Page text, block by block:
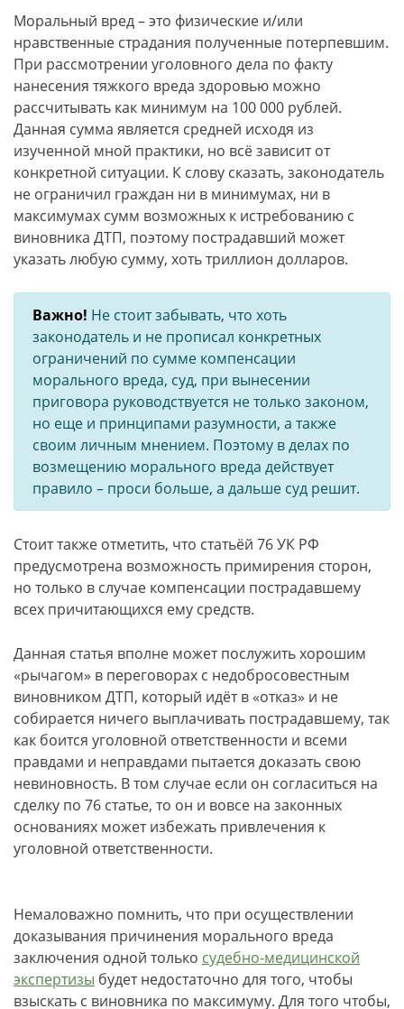
Моральный вред – это физические и/или
нравственные страдания полученные потерпевшим.
При рассмотрении уголовного дела по факту
нанесения тяжкого вреда здоровью можно
рассчитывать как минимум на 100 000 рублей.
Данная сумма является средней исходя из
изученной мной практики, но всё зависит от
конкретной ситуации. К слову сказать, законодатель
не ограничил граждан ни в минимумах, ни в
максимумах сумм возможных к истребованию с
виновника ДТП, поэтому пострадавший может
указать любую сумму, хоть триллион долларов.
Важно! Не стоит забывать, что хоть
законодатель и не прописал конкретных
ограничений по сумме компенсации
морального вреда, суд, при вынесении
приговора руководствуется не только законом,
но еще и принципами разумности, а также
своим личным мнением. Поэтому в делах по
возмещению морального вреда действует
правило – проси больше, а дальше суд решит.
Стоит также отметить, что статьёй 76 УК РФ
предусмотрена возможность примирения сторон,
но только в случае компенсации пострадавшему
всех причитающихся ему средств.
Данная статья вполне может послужить хорошим
«рычагом» в переговорах с недобросовестным
виновником ДТП, который идёт в «отказ» и не
собирается ничего выплачивать пострадавшему, так
как боится уголовной ответственности и всеми
правдами и неправдами пытается доказать свою
невиновность. В том случае если он согласиться на
сделку по 76 статье, то он и вовсе на законных
основаниях может избежать привлечения к
уголовной ответственности.
Немаловажно помнить, что при осуществлении
доказывания причинения морального вреда
заключения одной только судебно-медицинской
экспертизы будет недостаточно для того, чтобы
взыскать с виновника по максимуму. Для того чтобы,